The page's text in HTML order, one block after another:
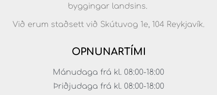
byggingar landsins.
Við erum staðsett við Skútuvog 1e, 104 Reykjavík.
OPNUNARTÍMI
Mánudaga frá kl. 08:00-18:00
Þriðjudaga frá kl. 08:00-18:00